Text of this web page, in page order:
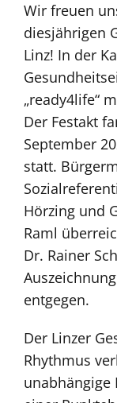
Wir freuen
diesjährigen
Linz! In der
„ready4life“
Der Festakt
September
statt.
Hörzing und
Raml
Dr. Rainer
entgegen.
Der Linzer
Rhythmus
unabhängige